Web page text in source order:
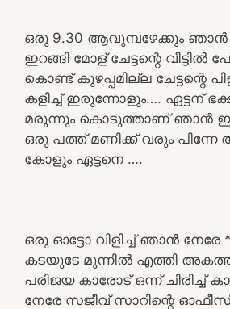
ഒരു 9.30 ആവുമ്പഴേക്കും ഞാൻ
ഇറങ്ങി മോള് ചേട്ടന്റെ
കൊണ്ട് കുഴപ്പമില്ല ചേട്ടന്റെ
കളിച്ച് ഇരുന്നോളും…. ഏട്ടന്
മരുന്നും കൊടുത്താണ് ഞാൻ
ഒരു പത്ത് മണിക്ക് വരും പിന്നേ
കോളും ഏട്ടനെ ….
ഒരു ഓട്ടോ വിളിച്ച് ഞാൻ
കടയുടേ മുന്നിൽ എത്തി
പരിജയ കാരോട് ഒന്ന് ചിരിച്ച്
നേരേ സജീവ് സാറിന്റെ